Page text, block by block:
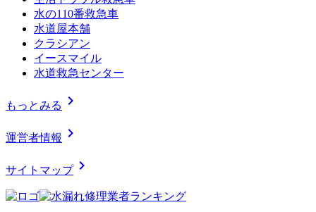
水の110番救急車
水道屋本舗
クラシアン
イースマイル
水道救急センター
もっとみる chevron_right
運営者情報 chevron_right
サイトマップchevron_right